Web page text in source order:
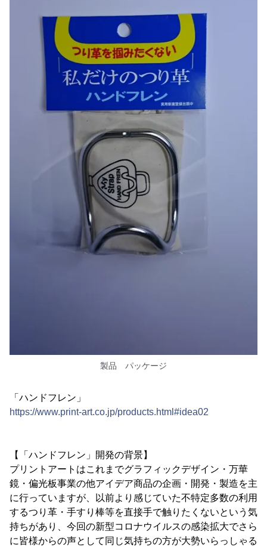
製品 パッケージ
「ハンドフレン」
https://www.print-art.co.jp/products.html#idea02
【「ハンドフレン」開発の背景】
プリントアートはこれまでグラフィックデザイン・万華
鏡・偏光板事業の他アイデア商品の企画・開発・製造を主
に行っていますが、以前より感じていた不特定多数の利用
するつり革・手すり棒等を直接手で触りたくないという気
持ちがあり、今回の新型コロナウイルスの感染拡大でさら
に皆様からの声として同じ気持ちの方が大勢いらっしゃる